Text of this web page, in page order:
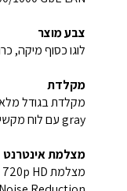
צבע מוצר
לוגו כסוף מיקה,
מקלדת
gray עם לוח מקשים מספרי
מצלמת אינטרנט